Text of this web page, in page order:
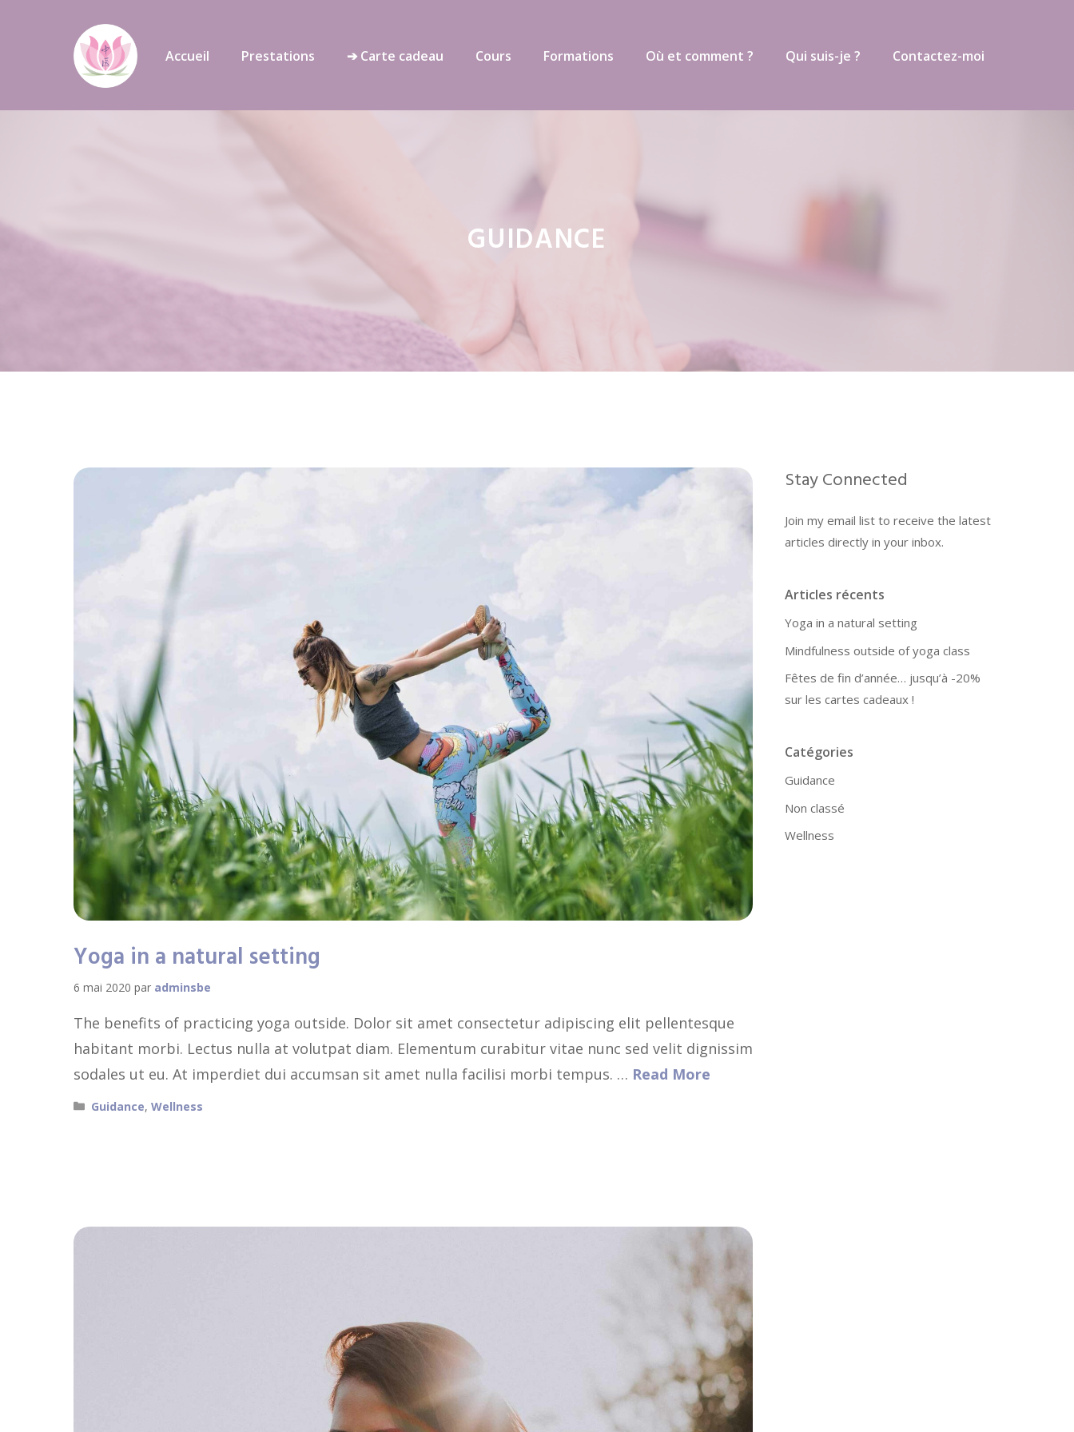
Accueil Prestations ➔ Carte cadeau Cours Formations Où et comment ? Qui suis-je ? Contactez-moi
GUIDANCE
Yoga in a natural setting
6 mai 2020 par adminsbe
The benefits of practicing yoga outside. Dolor sit amet consectetur adipiscing elit pellentesque
habitant morbi. Lectus nulla at volutpat diam. Elementum curabitur vitae nunc sed velit dignissim
sodales ut eu. At imperdiet dui accumsan sit amet nulla facilisi morbi tempus. … Read More
Catégories
Guidance,Wellness
Stay Connected
Join my email list to receive the latest
articles directly in your inbox.
Articles récents
Yoga in a natural setting
Mindfulness outside of yoga class
Fêtes de fin d’année… jusqu’à -20%
sur les cartes cadeaux !
Catégories
Guidance
Non classé
Wellness